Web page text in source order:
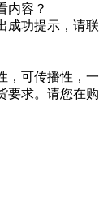
内容？
成功提示，请联
，可传播性，一
要求。请您在购